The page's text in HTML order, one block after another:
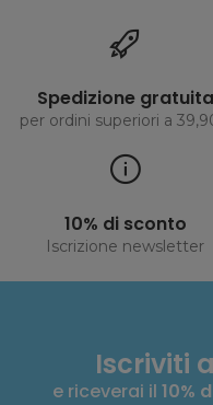
Spedizione gratuita
per ordini superiori a
10% di sconto
Iscrizione newsletter
Iscriviti
e riceverai il 10%